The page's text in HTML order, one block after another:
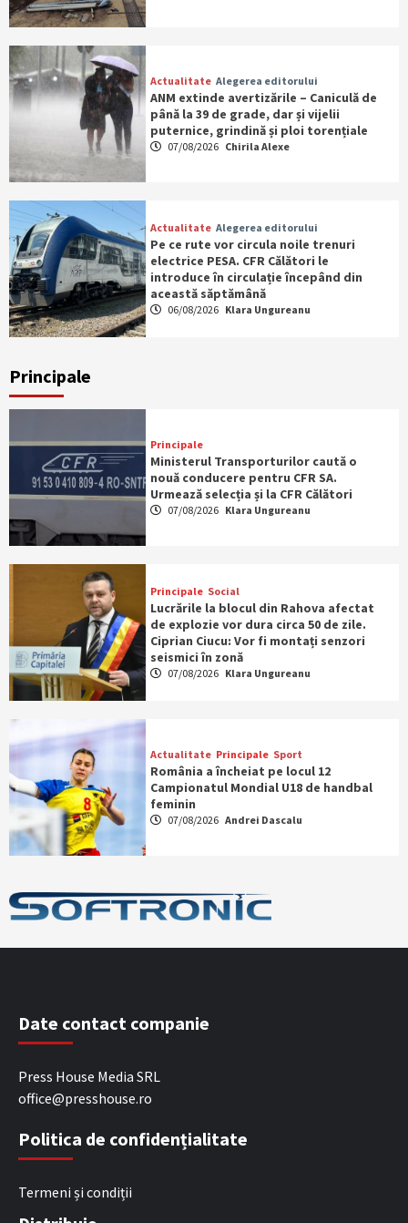
Actualitate Alegerea editorului
ANM extinde avertizările – Caniculă de
până la 39 de grade, dar și vijelii
puternice, grindină și ploi torențiale
07/08/2026 Chirila Alexe
Actualitate Alegerea editorului
Pe ce rute vor circula noile trenuri
electrice PESA. CFR Călători le
introduce în circulație începând din
această săptămână
06/08/2026 Klara Ungureanu
Principale
Principale
Ministerul Transporturilor caută o
nouă conducere pentru CFR SA.
Urmează selecția și la CFR Călători
07/08/2026 Klara Ungureanu
Principale Social
Lucrările la blocul din Rahova afectat
de explozie vor dura circa 50 de zile.
Ciprian Ciucu: Vor fi montați senzori
seismici în zonă
07/08/2026 Klara Ungureanu
Actualitate Principale Sport
România a încheiat pe locul 12
Campionatul Mondial U18 de handbal
feminin
07/08/2026 Andrei Dascalu
Date contact companie
Press House Media SRL
office@presshouse.ro
Politica de confidențialitate
Termeni și condiții